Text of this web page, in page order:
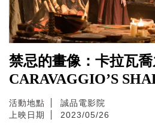
禁忌的畫像：卡拉瓦
CARAVAGGIO’S
活動地點
誠品電影院
上映日期
2023/05/26